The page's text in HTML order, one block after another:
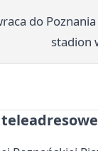
do
stadion